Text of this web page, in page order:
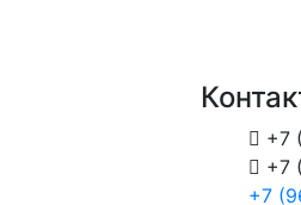
 +7
 +7
+7